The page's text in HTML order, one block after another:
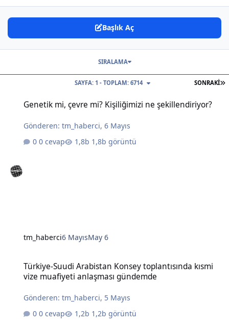
Başlık Aç
SONRAKI
SAYFA: 1 - TOPLAM: 6714
SIRALAMA
Genetik mi, çevre mi? Kişiliğimizi ne şekillendiriyor?
Gönderen:tm_haberci,6 Mayıs
0 cevap
1,8b görüntü
tm_haberci6 MayısMay 6
Türkiye-Suudi Arabistan Konsey toplantısında kısmi
vize muafiyeti anlaşması gündemde
Gönderen:tm_haberci, 5 Mayıs
0 cevap
1,2b görüntü